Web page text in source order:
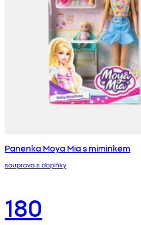
Panenka Moya Mia s miminkem
souprava s doplňky
180